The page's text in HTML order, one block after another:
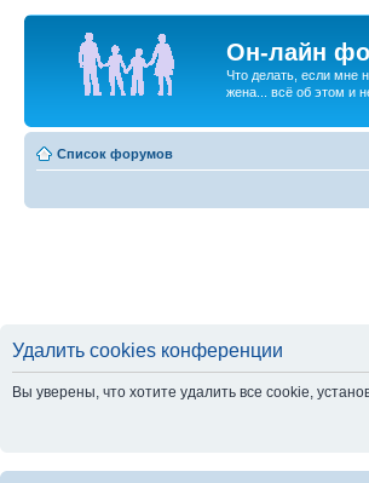
Он-лайн
Что делать, если мне
жена... всё об этом и
Список форумов
Удалить cookies конференции
Вы уверены, что хотите удалить все cookie,